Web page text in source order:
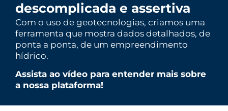
descomplicada e assertiva
Com o uso de geotecnologias, criamos uma
ferramenta que mostra dados detalhados, de
ponta a ponta, de um empreendimento
hídrico.
Assista ao vídeo para entender mais sobre
a nossa plataforma!